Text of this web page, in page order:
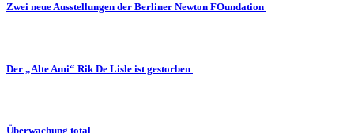
Zwei neue Ausstellungen der Berliner Newton FOundation
Der „Alte Ami“ Rik De Lisle ist gestorben
Überwachung total